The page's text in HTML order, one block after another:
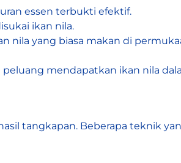
essen terbukti efektif.
ikan nila.
nila yang biasa makan di
mendapatkan ikan nila
tangkapan. Beberapa teknik